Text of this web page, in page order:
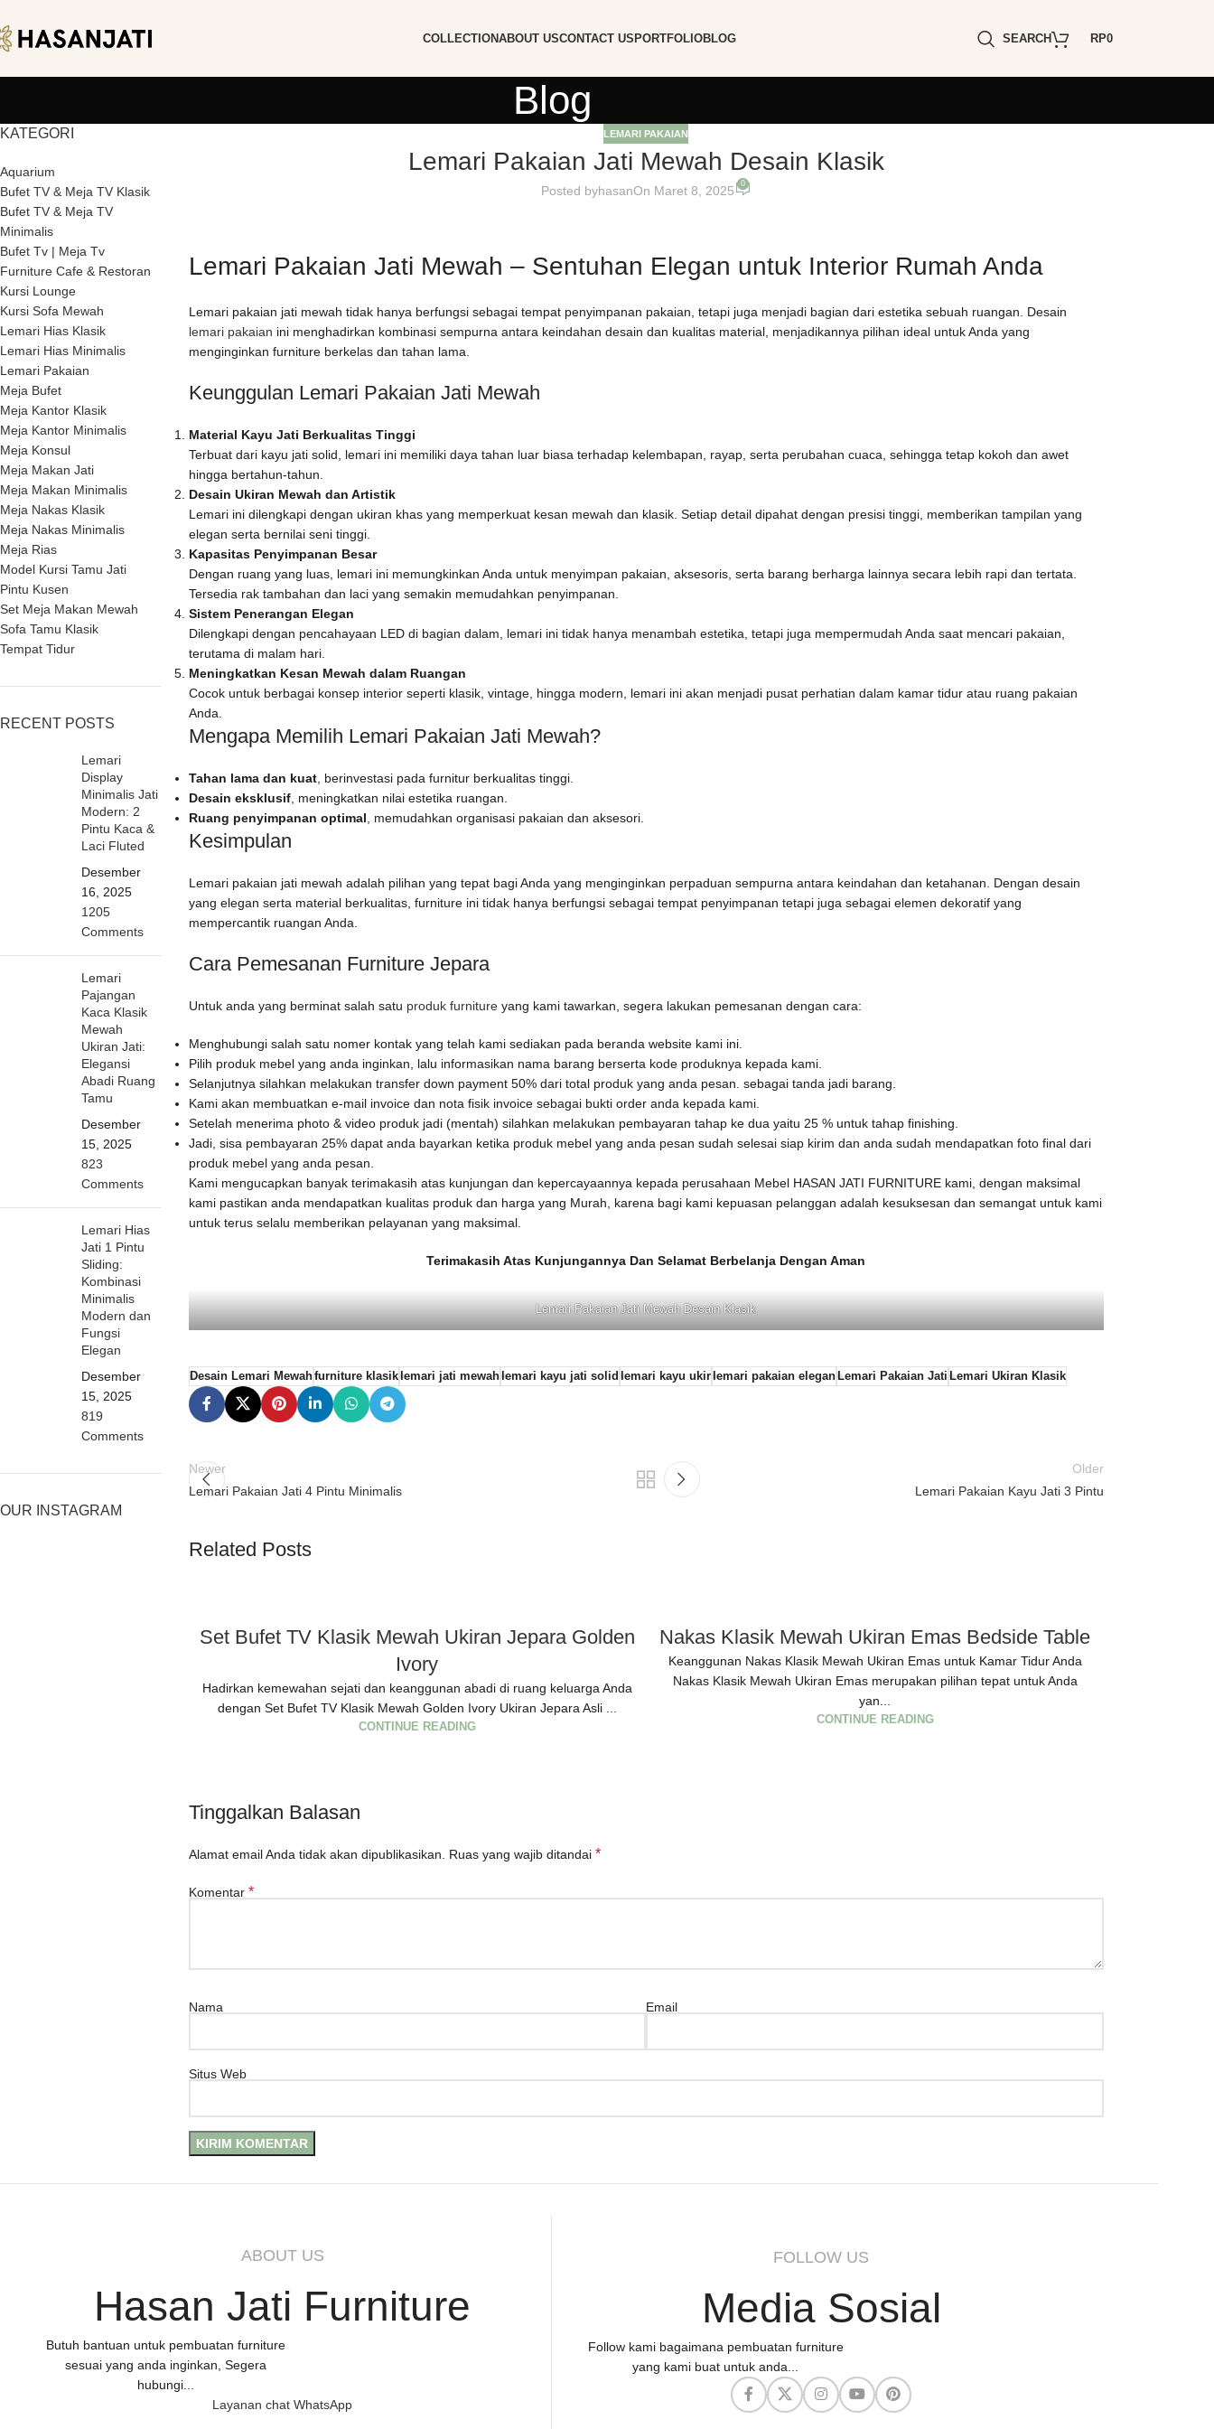
COLLECTIONABOUT USCONTACT US PORTFOLIOBLOG SEARCH RP0
Blog
KATEGORI
Aquarium
Bufet TV & Meja TV Klasik
Bufet TV & Meja TV
Minimalis
Bufet Tv | Meja Tv
Furniture Cafe & Restoran
Kursi Lounge
Kursi Sofa Mewah
Lemari Hias Klasik
Lemari Hias Minimalis
Lemari Pakaian
Meja Bufet
Meja Kantor Klasik
Meja Kantor Minimalis
Meja Konsul
Meja Makan Jati
Meja Makan Minimalis
Meja Nakas Klasik
Meja Nakas Minimalis
Meja Rias
Model Kursi Tamu Jati
Pintu Kusen
Set Meja Makan Mewah
Sofa Tamu Klasik
Tempat Tidur
RECENT POSTS
Lemari
Display
Minimalis Jati
Modern: 2
Pintu Kaca &
Laci Fluted
Desember
16, 2025
1205
Comments
Lemari
Pajangan
Kaca Klasik
Mewah
Ukiran Jati:
Elegansi
Abadi Ruang
Tamu
Desember
15, 2025
823
Comments
Lemari Hias
Jati 1 Pintu
Sliding:
Kombinasi
Minimalis
Modern dan
Fungsi
Elegan
Desember
15, 2025
819
Comments
OUR INSTAGRAM
LEMARI PAKAIAN
Lemari Pakaian Jati Mewah Desain Klasik
Posted byhasanOn Maret 8, 2025 0
Lemari Pakaian Jati Mewah – Sentuhan Elegan untuk Interior Rumah Anda
Lemari pakaian jati mewah tidak hanya berfungsi sebagai tempat penyimpanan pakaian, tetapi juga menjadi bagian dari estetika sebuah ruangan. Desain
lemari pakaian ini menghadirkan kombinasi sempurna antara keindahan desain dan kualitas material, menjadikannya pilihan ideal untuk Anda yang
menginginkan furniture berkelas dan tahan lama.
Keunggulan Lemari Pakaian Jati Mewah
Material Kayu Jati Berkualitas Tinggi
Terbuat dari kayu jati solid, lemari ini memiliki daya tahan luar biasa terhadap kelembapan, rayap, serta perubahan cuaca, sehingga tetap kokoh dan awet
hingga bertahun-tahun.
Desain Ukiran Mewah dan Artistik
Lemari ini dilengkapi dengan ukiran khas yang memperkuat kesan mewah dan klasik. Setiap detail dipahat dengan presisi tinggi, memberikan tampilan yang
elegan serta bernilai seni tinggi.
Kapasitas Penyimpanan Besar
Dengan ruang yang luas, lemari ini memungkinkan Anda untuk menyimpan pakaian, aksesoris, serta barang berharga lainnya secara lebih rapi dan tertata.
Tersedia rak tambahan dan laci yang semakin memudahkan penyimpanan.
Sistem Penerangan Elegan
Dilengkapi dengan pencahayaan LED di bagian dalam, lemari ini tidak hanya menambah estetika, tetapi juga mempermudah Anda saat mencari pakaian,
terutama di malam hari.
Meningkatkan Kesan Mewah dalam Ruangan
Cocok untuk berbagai konsep interior seperti klasik, vintage, hingga modern, lemari ini akan menjadi pusat perhatian dalam kamar tidur atau ruang pakaian
Anda.
Mengapa Memilih Lemari Pakaian Jati Mewah?
Tahan lama dan kuat, berinvestasi pada furnitur berkualitas tinggi.
Desain eksklusif, meningkatkan nilai estetika ruangan.
Ruang penyimpanan optimal , memudahkan organisasi pakaian dan aksesori.
Kesimpulan
Lemari pakaian jati mewah adalah pilihan yang tepat bagi Anda yang menginginkan perpaduan sempurna antara keindahan dan ketahanan. Dengan desain
yang elegan serta material berkualitas, furniture ini tidak hanya berfungsi sebagai tempat penyimpanan tetapi juga sebagai elemen dekoratif yang
mempercantik ruangan Anda.
Cara Pemesanan Furniture Jepara
Untuk anda yang berminat salah satu produk furnitureyang kami tawarkan, segera lakukan pemesanan dengan cara:
Menghubungi salah satu nomer kontak yang telah kami sediakan pada beranda website kami ini.
Pilih produk mebel yang anda inginkan, lalu informasikan nama barang berserta kode produknya kepada kami.
Selanjutnya silahkan melakukan transfer down payment 50% dari total produk yang anda pesan. sebagai tanda jadi barang.
Kami akan membuatkan e-mail invoice dan nota fisik invoice sebagai bukti order anda kepada kami.
Setelah menerima photo & video produk jadi (mentah) silahkan melakukan pembayaran tahap ke dua yaitu 25 % untuk tahap finishing.
Jadi, sisa pembayaran 25% dapat anda bayarkan ketika produk mebel yang anda pesan sudah selesai siap kirim dan anda sudah mendapatkan foto final dari
produk mebel yang anda pesan.
Kami mengucapkan banyak terimakasih atas kunjungan dan kepercayaannya kepada perusahaan Mebel HASAN JATI FURNITURE kami, dengan maksimal
kami pastikan anda mendapatkan kualitas produk dan harga yang Murah, karena bagi kami kepuasan pelanggan adalah kesuksesan dan semangat untuk kami
untuk terus selalu memberikan pelayanan yang maksimal.
Terimakasih Atas Kunjungannya Dan Selamat Berbelanja Dengan Aman
Lemari Pakaian Jati Mewah Desain Klasik
Desain Lemari Mewahfurniture klasiklemari jati mewahlemari kayu jati solid lemari kayu ukirlemari pakaian eleganLemari Pakaian Jati Lemari Ukiran Klasik
Newer
Lemari Pakaian Jati 4 Pintu Minimalis
Older
Lemari Pakaian Kayu Jati 3 Pintu
Related Posts
Set Bufet TV Klasik Mewah Ukiran Jepara Golden
Ivory
Hadirkan kemewahan sejati dan keanggunan abadi di ruang keluarga Anda
dengan Set Bufet TV Klasik Mewah Golden Ivory Ukiran Jepara Asli ...
CONTINUE READING
Nakas Klasik Mewah Ukiran Emas Bedside Table
Keanggunan Nakas Klasik Mewah Ukiran Emas untuk Kamar Tidur Anda
Nakas Klasik Mewah Ukiran Emas merupakan pilihan tepat untuk Anda
yan...
CONTINUE READING
Tinggalkan Balasan
Alamat email Anda tidak akan dipublikasikan. Ruas yang wajib ditandai *
Komentar *
Nama Email
Situs Web
ABOUT US
Hasan Jati Furniture
Butuh bantuan untuk pembuatan furniture
sesuai yang anda inginkan, Segera
hubungi...
Layanan chat WhatsApp
FOLLOW US
Media Sosial
Follow kami bagaimana pembuatan furniture
yang kami buat untuk anda...